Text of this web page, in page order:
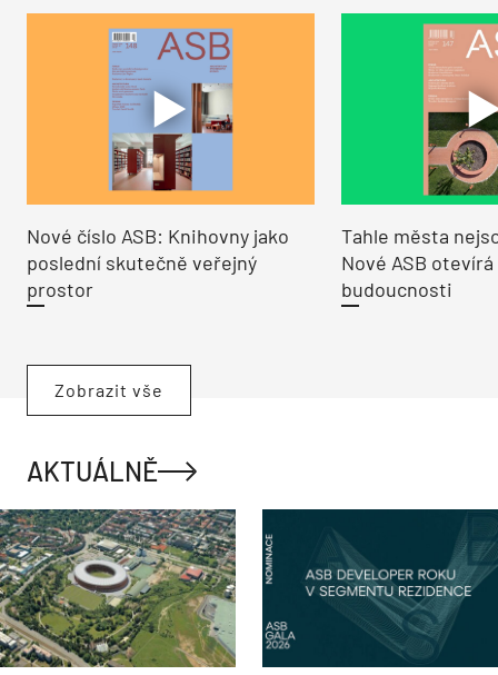
Nové číslo ASB: Knihovny jako
poslední skutečně veřejný
prostor
Tahle města
Nové ASB
budoucnosti
Zobrazit vše
AKTUÁLNĚ